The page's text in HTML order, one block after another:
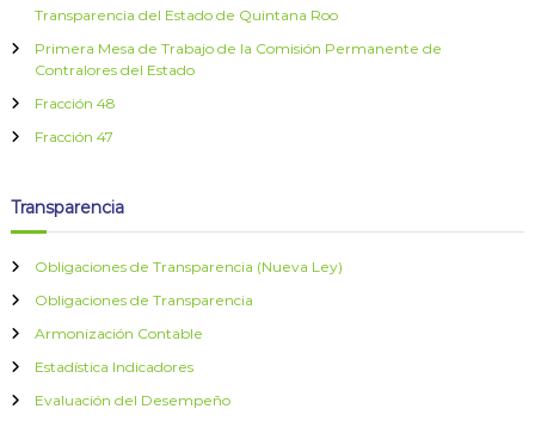
s
Transparencia del Estado de Quintana Roo
Primera Mesa de Trabajo de la Comisión Permanente de
Contralores del Estado
Fracción 48
Fracción 47
Transparencia
Obligaciones de Transparencia (Nueva Ley)
Obligaciones de Transparencia
Armonización Contable
Estadística Indicadores
Evaluación del Desempeño